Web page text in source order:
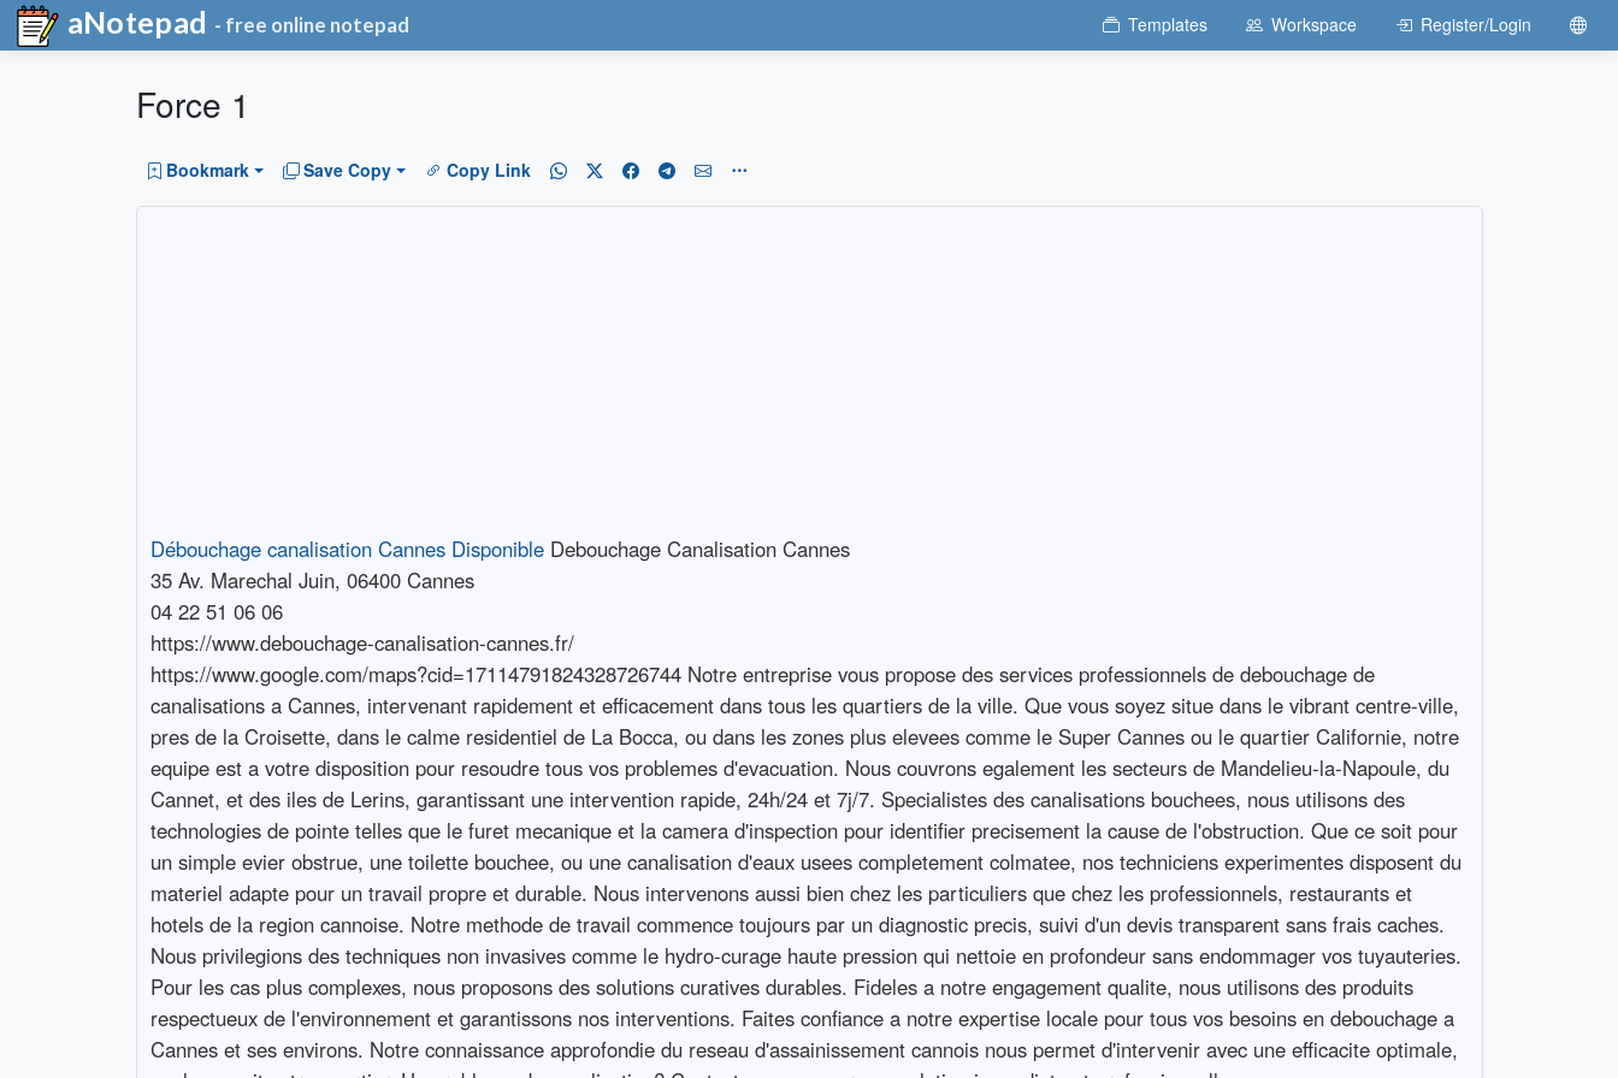
aNotepad - free online notepad Templates Workspace Register/Login
Force 1
Bookmark Save Copy Copy Link
Débouchage canalisation Cannes DisponibleDebouchage Canalisation Cannes
35 Av. Marechal Juin, 06400 Cannes
04 22 51 06 06
https://www.debouchage-canalisation-cannes.fr/
https://www.google.com/maps?cid=17114791824328726744 Notre entreprise vous propose des services professionnels de debouchage de
canalisations a Cannes, intervenant rapidement et efficacement dans tous les quartiers de la ville. Que vous soyez situe dans le vibrant centre-ville,
pres de la Croisette, dans le calme residentiel de La Bocca, ou dans les zones plus elevees comme le Super Cannes ou le quartier Californie, notre
equipe est a votre disposition pour resoudre tous vos problemes d'evacuation. Nous couvrons egalement les secteurs de Mandelieu-la-Napoule, du
Cannet, et des iles de Lerins, garantissant une intervention rapide, 24h/24 et 7j/7. Specialistes des canalisations bouchees, nous utilisons des
technologies de pointe telles que le furet mecanique et la camera d'inspection pour identifier precisement la cause de l'obstruction. Que ce soit pour
un simple evier obstrue, une toilette bouchee, ou une canalisation d'eaux usees completement colmatee, nos techniciens experimentes disposent du
materiel adapte pour un travail propre et durable. Nous intervenons aussi bien chez les particuliers que chez les professionnels, restaurants et
hotels de la region cannoise. Notre methode de travail commence toujours par un diagnostic precis, suivi d'un devis transparent sans frais caches.
Nous privilegions des techniques non invasives comme le hydro-curage haute pression qui nettoie en profondeur sans endommager vos tuyauteries.
Pour les cas plus complexes, nous proposons des solutions curatives durables. Fideles a notre engagement qualite, nous utilisons des produits
respectueux de l'environnement et garantissons nos interventions. Faites confiance a notre expertise locale pour tous vos besoins en debouchage a
Cannes et ses environs. Notre connaissance approfondie du reseau d'assainissement cannois nous permet d'intervenir avec une efficacite optimale,